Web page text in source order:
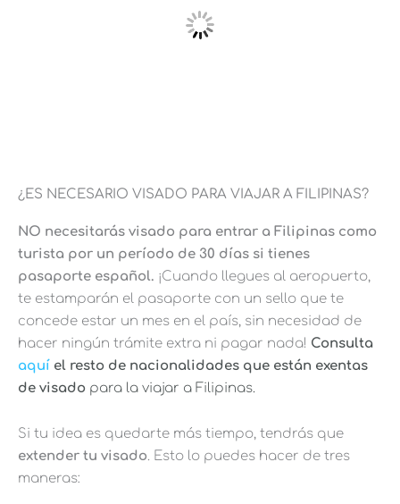
¿ES NECESARIO VISADO PARA VIAJAR A FILIPINAS?
NO necesitarás visado para entrar a Filipinas como
turista por un período de 30 días si tienes
pasaporte español. ¡Cuando llegues al aeropuerto,
te estamparán el pasaporte con un sello que te
concede estar un mes en el país, sin necesidad de
hacer ningún trámite extra ni pagar nada! Consulta
aquí el resto de nacionalidades que están exentas
de visado para la viajar a Filipinas.
Si tu idea es quedarte más tiempo, tendrás que
extender tu visado. Esto lo puedes hacer de tres
maneras: